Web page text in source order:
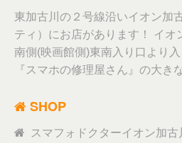
東加古川の２号線沿いイオン加
ティ）にお店があります！ イオ
南側(映画館側)東南入り口より
『スマホの修理屋さん』の大き
SHOP
スマフォドクターイオン加古